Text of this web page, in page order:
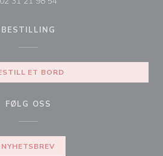
BESTILLING
ET BORD
FØLG OSS
NYHETSBREV